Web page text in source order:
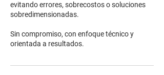
evitando errores, sobrecostos o soluciones
sobredimensionadas.
Sin compromiso, con enfoque técnico y
orientada a resultados.